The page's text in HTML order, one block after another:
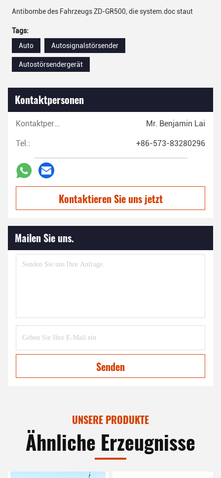
Antibombe des Fahrzeugs ZD-GR500, die system.doc staut
Tags:
Auto
Autosignalstörsender
Autostörsendergerät
Kontaktpersonen
Kontaktpersonen: Mr. Benjamin Lai
Tel.: +86-573-83280296
Kontaktieren Sie uns jetzt
Mailen Sie uns.
Senden
UNSERE PRODUKTE
Ähnliche Erzeugnisse